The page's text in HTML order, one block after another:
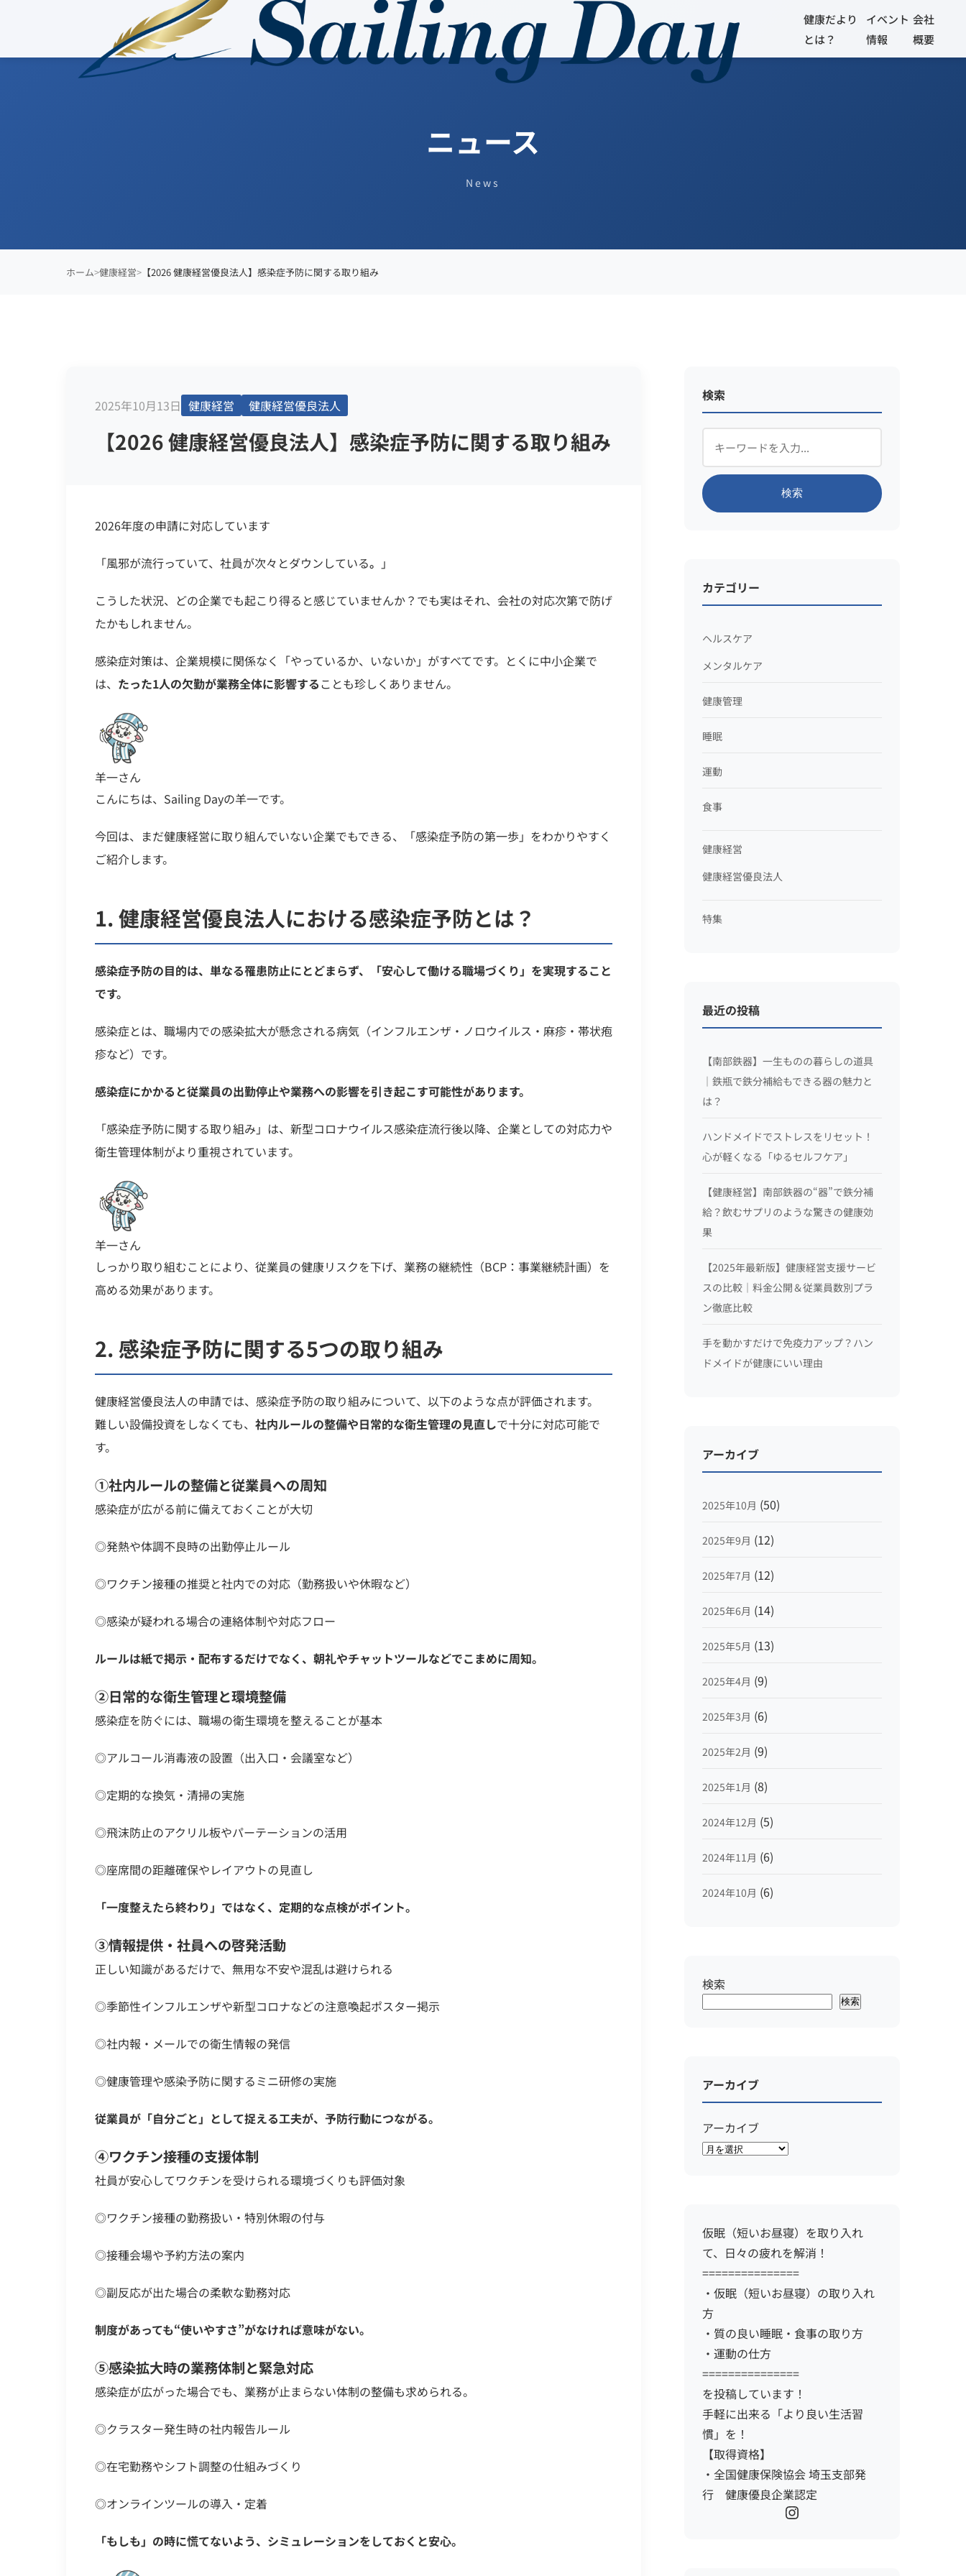
健康だより
とは？
イベント
情報
会社
概要
ニュース
News
ホーム 健康経営 【2026 健康経営優良法人】感染症予防に関する取り組み
2025年10月13日 健康経営 健康経営優良法人
【2026 健康経営優良法人】感染症予防に関する取り組み
2026年度の申請に対応しています
「風邪が流行っていて、社員が次々とダウンしている。 」
こうした状況、どの企業でも起こり得ると感じていませんか？でも実はそれ、会社の対応次第で防げ
たかもしれません。
感染症対策は、企業規模に関係なく「やっているか、いないか」がすべてです。とくに中小企業で
は、 たった1人の欠勤が業務全体に影響することも珍しくありません。
羊一さん
こんにちは、Sailing Dayの羊一です。
今回は、まだ健康経営に取り組んでいない企業でもできる、「感染症予防の第一歩」をわかりやすく
ご紹介します。
1.健康経営優良法人における感染症予防とは？
感染症予防の目的は、単なる罹患防止にとどまらず、「安心して働ける職場づくり」を実現すること
です。
感染症とは、職場内での感染拡大が懸念される病気（インフルエンザ・ノロウイルス・麻疹・帯状疱
疹など）です。
感染症にかかると従業員の出勤停止や業務への影響を引き起こす可能性があります。
「感染症予防に関する取り組み」は、新型コロナウイルス感染症流行後以降、企業としての対応力や
衛生管理体制がより重視されています。
羊一さん
しっかり取り組むことにより、従業員の健康リスクを下げ、業務の継続性（BCP：事業継続計画）を
高める効果があります。
2.感染症予防に関する5つの取り組み
健康経営優良法人の申請では、感染症予防の取り組みについて、以下のような点が評価されます。
難しい設備投資をしなくても、 社内ルールの整備や日常的な衛生管理の見直しで十分に対応可能で
す。
①社内ルールの整備と従業員への周知
感染症が広がる前に備えておくことが大切
◎発熱や体調不良時の出勤停止ルール
◎ワクチン接種の推奨と社内での対応（勤務扱いや休暇など）
◎感染が疑われる場合の連絡体制や対応フロー
ルールは紙で掲示・配布するだけでなく、朝礼やチャットツールなどでこまめに周知。
②日常的な衛生管理と環境整備
感染症を防ぐには、職場の衛生環境を整えることが基本
◎アルコール消毒液の設置（出入口・会議室など）
◎定期的な換気・清掃の実施
◎飛沫防止のアクリル板やパーテーションの活用
◎座席間の距離確保やレイアウトの見直し
「一度整えたら終わり」ではなく、定期的な点検がポイント。
③情報提供・社員への啓発活動
正しい知識があるだけで、無用な不安や混乱は避けられる
◎季節性インフルエンザや新型コロナなどの注意喚起ポスター掲示
◎社内報・メールでの衛生情報の発信
◎健康管理や感染予防に関するミニ研修の実施
従業員が「自分ごと」として捉える工夫が、予防行動につながる。
④ワクチン接種の支援体制
社員が安心してワクチンを受けられる環境づくりも評価対象
◎ワクチン接種の勤務扱い・特別休暇の付与
◎接種会場や予約方法の案内
◎副反応が出た場合の柔軟な勤務対応
制度があっても“使いやすさ”がなければ意味がない。
⑤感染拡大時の業務体制と緊急対応
感染症が広がった場合でも、業務が止まらない体制の整備も求められる。
◎クラスター発生時の社内報告ルール
◎在宅勤務やシフト調整の仕組みづくり
◎オンラインツールの導入・定着
「もしも」の時に慌てないよう、シミュレーションをしておくと安心。
検索
検索
カテゴリー
ヘルスケア
メンタルケア
健康管理
睡眠
運動
食事
健康経営
健康経営優良法人
特集
最近の投稿
【南部鉄器】一生ものの暮らしの道具
｜鉄瓶で鉄分補給もできる器の魅力と
は？
ハンドメイドでストレスをリセット！
心が軽くなる「ゆるセルフケア」
【健康経営】南部鉄器の“器”で鉄分補
給？飲むサプリのような驚きの健康効
果
【2025年最新版】健康経営支援サービ
スの比較｜料金公開＆従業員数別プラ
ン徹底比較
手を動かすだけで免疫力アップ？ハン
ドメイドが健康にいい理由
アーカイブ
2025年10月 (50)
2025年9月 (12)
2025年7月 (12)
2025年6月 (14)
2025年5月 (13)
2025年4月 (9)
2025年3月 (6)
2025年2月 (9)
2025年1月 (8)
2024年12月 (5)
2024年11月 (6)
2024年10月 (6)
検索
検索
アーカイブ
アーカイブ
仮眠（短いお昼寝）を取り入れ
て、日々の疲れを解消！
===============
・仮眠（短いお昼寝）の取り入れ
方
・質の良い睡眠・食事の取り方
・運動の仕方
===============
を投稿しています！
手軽に出来る「より良い生活習
慣」を！
【取得資格】
・全国健康保険協会 埼玉支部発
行 健康優良企業認定
Instagram